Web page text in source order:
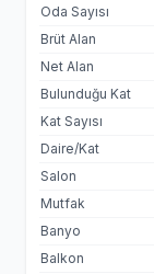
Oda Sayısı
Brüt Alan
Net Alan
Bulunduğu Kat
Kat Sayısı
Daire/Kat
Salon
Mutfak
Banyo
Balkon